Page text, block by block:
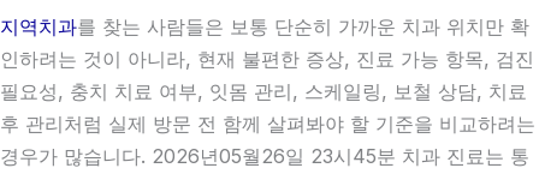
지역치과를 찾는 사람들은 보통 단순히 가까운 치과 위치만 확
인하려는 것이 아니라, 현재 불편한 증상, 진료 가능 항목, 검진
필요성, 충치 치료 여부, 잇몸 관리, 스케일링, 보철 상담, 치료
후 관리처럼 실제 방문 전 함께 살펴봐야 할 기준을 비교하려는
경우가 많습니다. 2026년05월26일 23시45분 치과 진료는 통